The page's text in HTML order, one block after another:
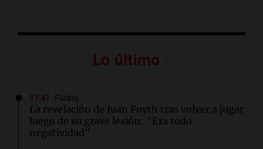
Lo último
11:41 Fútbol
La revelación de Juan Foyth tras volver a jugar
luego de su grave lesión: "Era todo
negatividad"